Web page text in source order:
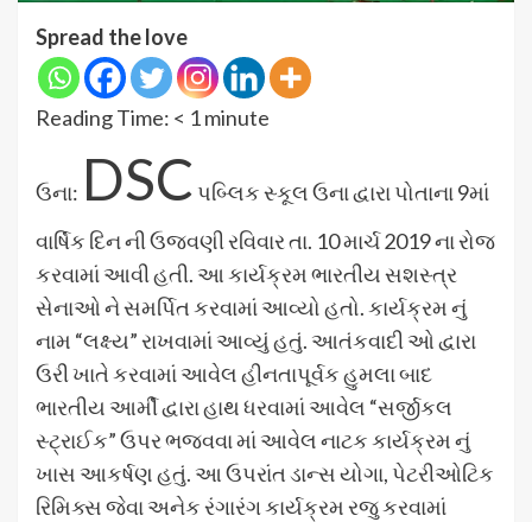
Spread the love
Reading Time: < 1minute
ઉના: DSC પબ્લિક સ્કૂલ ઉના દ્વારા પોતાના 9માં
વાર્ષિક દિન ની ઉજવણી રવિવાર તા. 10 માર્ચ 2019 ના રોજ
કરવામાં આવી હતી. આ કાર્યક્રમ ભારતીય સશસ્ત્ર
સેનાઓ ને સમર્પિત કરવામાં આવ્યો હતો. કાર્યક્રમ નું
નામ “લક્ષ્ય” રાખવામાં આવ્યું હતું. આતંકવાદી ઓ દ્વારા
ઉરી ખાતે કરવામાં આવેલ હીનતાપૂર્વક હુમલા બાદ
ભારતીય આર્મી દ્વારા હાથ ધરવામાં આવેલ “સર્જીકલ
સ્ટ્રાઈક” ઉપર ભજવવા માં આવેલ નાટક કાર્યક્રમ નું
ખાસ આકર્ષણ હતું. આ ઉપરાંત ડાન્સ યોગા, પેટરીઓટિક
રિમિક્સ જેવા અનેક રંગારંગ કાર્યક્રમ રજુ કરવામાં